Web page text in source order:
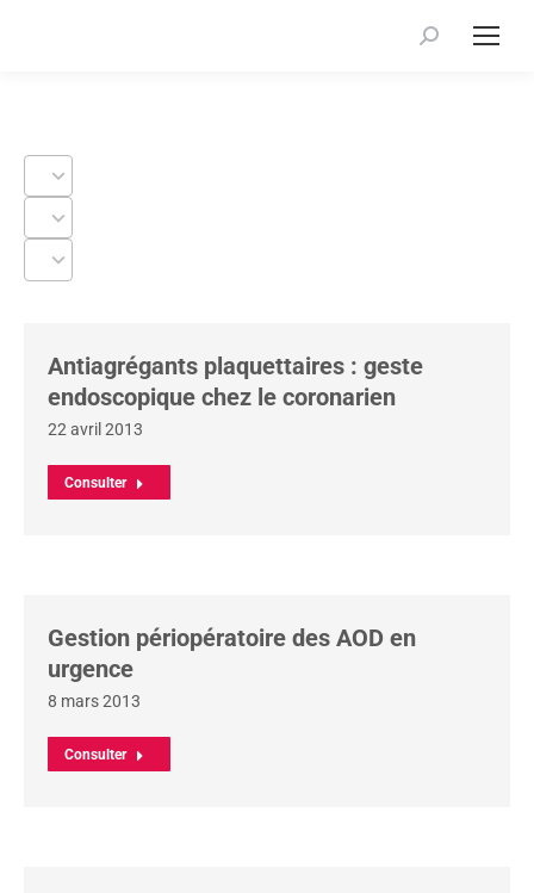
Recherche
Source
results
available
Source
results
available
Source
results
Antiagrégants plaquettaires : geste
endoscopique chez le coronarien
22 avril 2013
Consulter
Gestion périopératoire des AOD en
urgence
8 mars 2013
Consulter